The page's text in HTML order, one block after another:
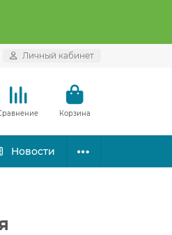
Личный кабинет
Корзина
Новости